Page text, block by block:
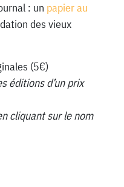
: un papier au
des vieux
(5€)
éditions d’un prix
cliquant sur le nom